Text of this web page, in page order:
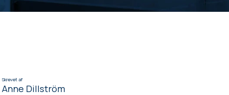
Skrevet af
Anne Dillström